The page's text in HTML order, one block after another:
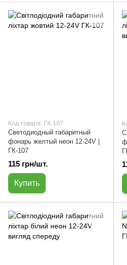
Код товара: ГК-107
Светодиодный габаритный
фонарь желтый неон 12-24V |
ГК-107
115 грн/шт.
Купить